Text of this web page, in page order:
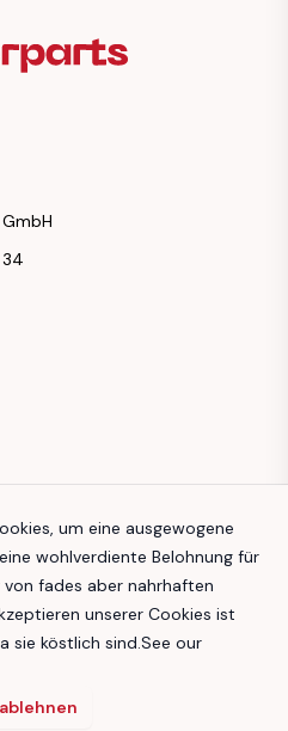
um eine ausgewogene
wohlverdiente Belohnung für
fades aber nahrhaften
unserer Cookies ist
sie köstlich sind.See our